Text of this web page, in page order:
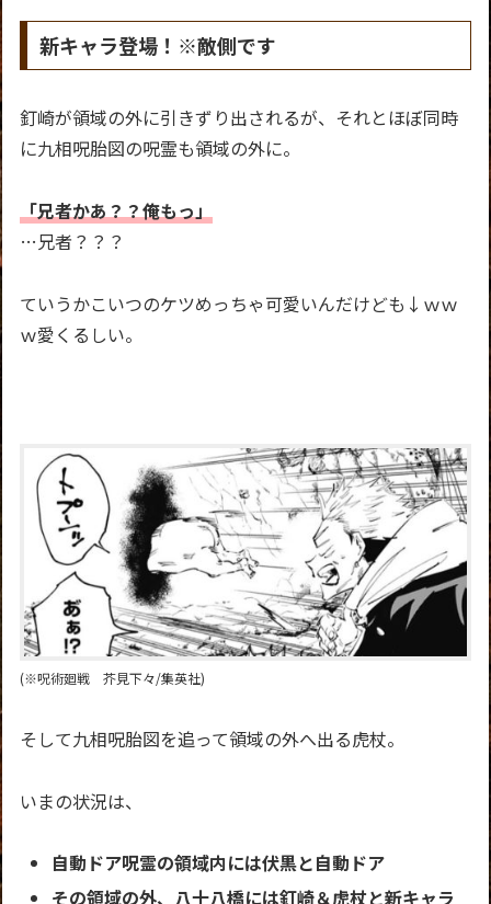
新キャラ登場！※敵側です
釘崎が領域の外に引きずり出されるが、それとほぼ同時
に九相呪胎図の呪霊も領域の外に。
「兄者かあ？？俺もっ」
…兄者？？？
ていうかこいつのケツめっちゃ可愛いんだけども↓ｗｗ
ｗ愛くるしい。
(※呪術廻戦 芥見下々/集英社)
そして九相呪胎図を追って領域の外へ出る虎杖。
いまの状況は、
自動ドア呪霊の領域内には伏黒と自動ドア
その領域の外、八十八橋には釘崎＆虎杖と新キャラ